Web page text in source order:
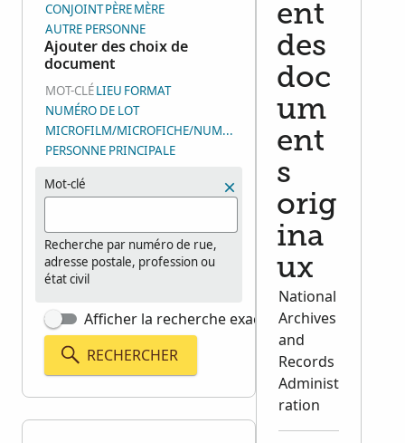
CONJOINTPÈREMÈRE
AUTRE PERSONNE
Ajouter des choix de
document
MOT-CLÉLIEU FORMAT
NUMÉRO DE LOT
MICROFILM/MICROFICHE/NUMÉRO DE GROUPE D’IMAGES
PERSONNE PRINCIPALE
Mot-clé
Recherche par numéro de rue,
adresse postale, profession ou
état civil
Afficher la recherche exacte
RECHERCHER
ent
des
doc
um
ent
s
orig
ina
ux
National
Archives
and
Records
Administ
ration